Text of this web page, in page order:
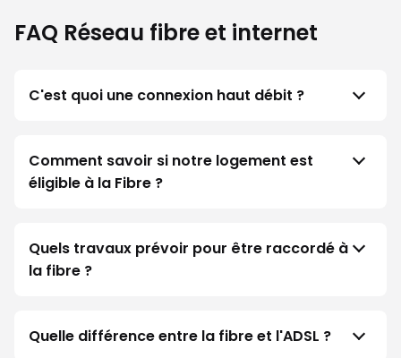
FAQ Réseau fibre et internet
C'est quoi une connexion haut débit ?
Comment savoir si notre logement est
éligible à la Fibre ?
Quels travaux prévoir pour être raccordé à
la fibre ?
Quelle différence entre la fibre et l'ADSL ?